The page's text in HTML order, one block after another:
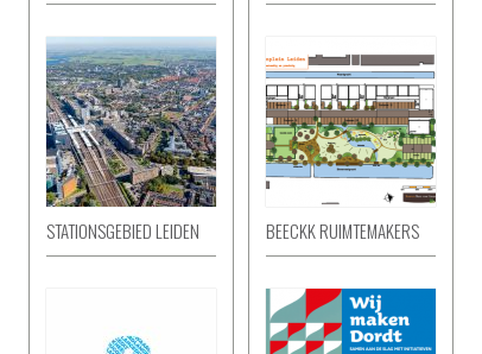
STATIONSGEBIED LEIDEN BEECKK RUIMTEMAKERS